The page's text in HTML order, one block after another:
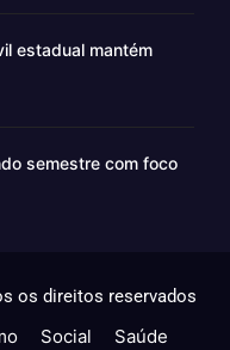
estadual mantém
semestre com foco
os direitos reservados
Social
Saúde